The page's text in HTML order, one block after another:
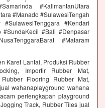
#KalimantanUtara
#Manado #SulawesiTengah
#Kendari
#SundaKecil #Bali #Denpasar
#Mataram
Karet Lantai, Produksi Rubber
Importir Rubber Mat,
Flooring Rubber Mat,
wahanaplayground wahana
perlengkapan playground
Track, Rubber Tiles jual